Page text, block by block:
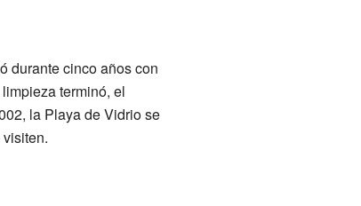
durante cinco años con
terminó, el
la Playa de Vidrio se